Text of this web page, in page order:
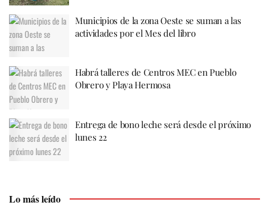
Municipios de la zona Oeste se suman a las
actividades por el Mes del libro
Habrá talleres de Centros MEC en Pueblo
Obrero y Playa Hermosa
Entrega de bono leche será desde el próximo
lunes 22
Lo más leído